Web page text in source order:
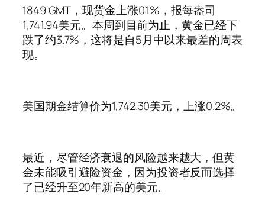
1849 GMT，现货金上涨0.1%，报每盎司
1,741.94美元。本周到目前为止，黄金已经下
跌了约3.7%，这将是自5月中以来最差的周表
现。
美国期金结算价为1,742.30美元，上涨0.2%。
最近，尽管经济衰退的风险越来越大，但黄
金未能吸引避险资金，因为投资者反而选择
了已经升至20年新高的美元。